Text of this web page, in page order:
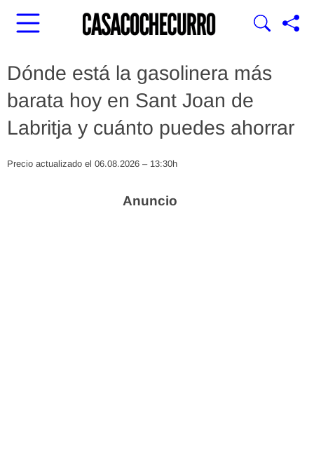
Dónde está la gasolinera más
barata hoy en Sant Joan de
Labritja y cuánto puedes ahorrar
Precio actualizado el 06.08.2026 – 13:30h